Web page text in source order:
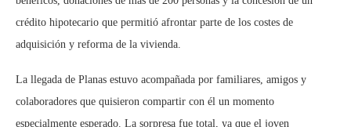
crédito hipotecario que permitió afrontar parte de los costes de
adquisición y reforma de la vivienda.
La llegada de Planas estuvo acompañada por familiares, amigos y
colaboradores que quisieron compartir con él un momento
especialmente esperado. La sorpresa fue total, ya que el joven